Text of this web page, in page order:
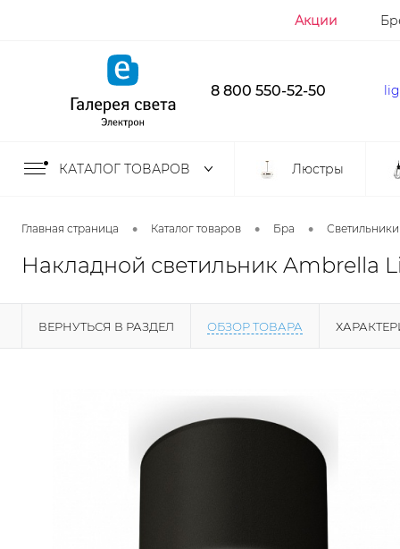
Акции
8 800 550-52-50
КАТАЛОГ ТОВАРОВ Люстры
Главная страница • Каталог товаров • Бра •
Накладной светильник Ambrella
ВЕРНУТЬСЯ В РАЗДЕЛ ОБЗОР ТОВАРА